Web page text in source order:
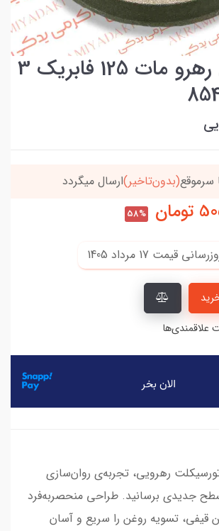
قیفی روغن رهرو مات 125 فابریک 3
(بدون‌تاخیر)ارسال میگردد
تومان 58%
قیمت 17 مرداد 1405
رهرویی، تجربه‌ی روان‌سازی
جدیدی برسانید. طراحی منحصر‌به‌فرد
قیفی، تسویه روغن را سریع و آسان